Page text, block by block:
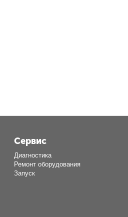
Сервис
Диагностика
Ремонт оборудования
Запуск